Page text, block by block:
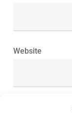
Website